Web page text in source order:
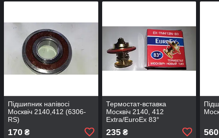
Підшипник напівосі
Москвіч 2140,412 (6306-
RS)
170 ₴
Термостат-вставка
Москвіч 2140, 412
Extra/EuroEx 83°
235₴ 560